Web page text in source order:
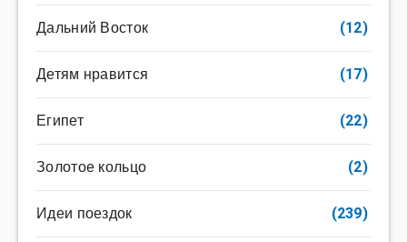
Дальний Восток (12)
Детям нравится (17)
Египет (22)
Золотое кольцо (2)
Идеи поездок (239)